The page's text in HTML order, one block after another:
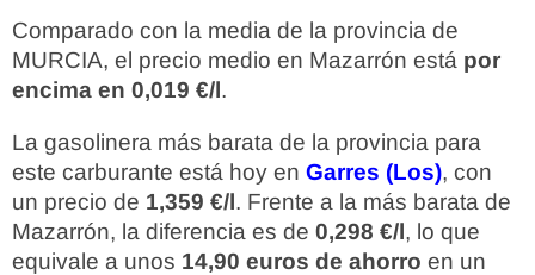
Comparado con la media de la provincia de
MURCIA, el precio medio en Mazarrón está por
encima en 0,019 €/l.
La gasolinera más barata de la provincia para
este carburante está hoy en Garres (Los), con
un precio de 1,359 €/l. Frente a la más barata de
Mazarrón, la diferencia es de 0,298 €/l, lo que
equivale a unos 14,90 euros de ahorro en un